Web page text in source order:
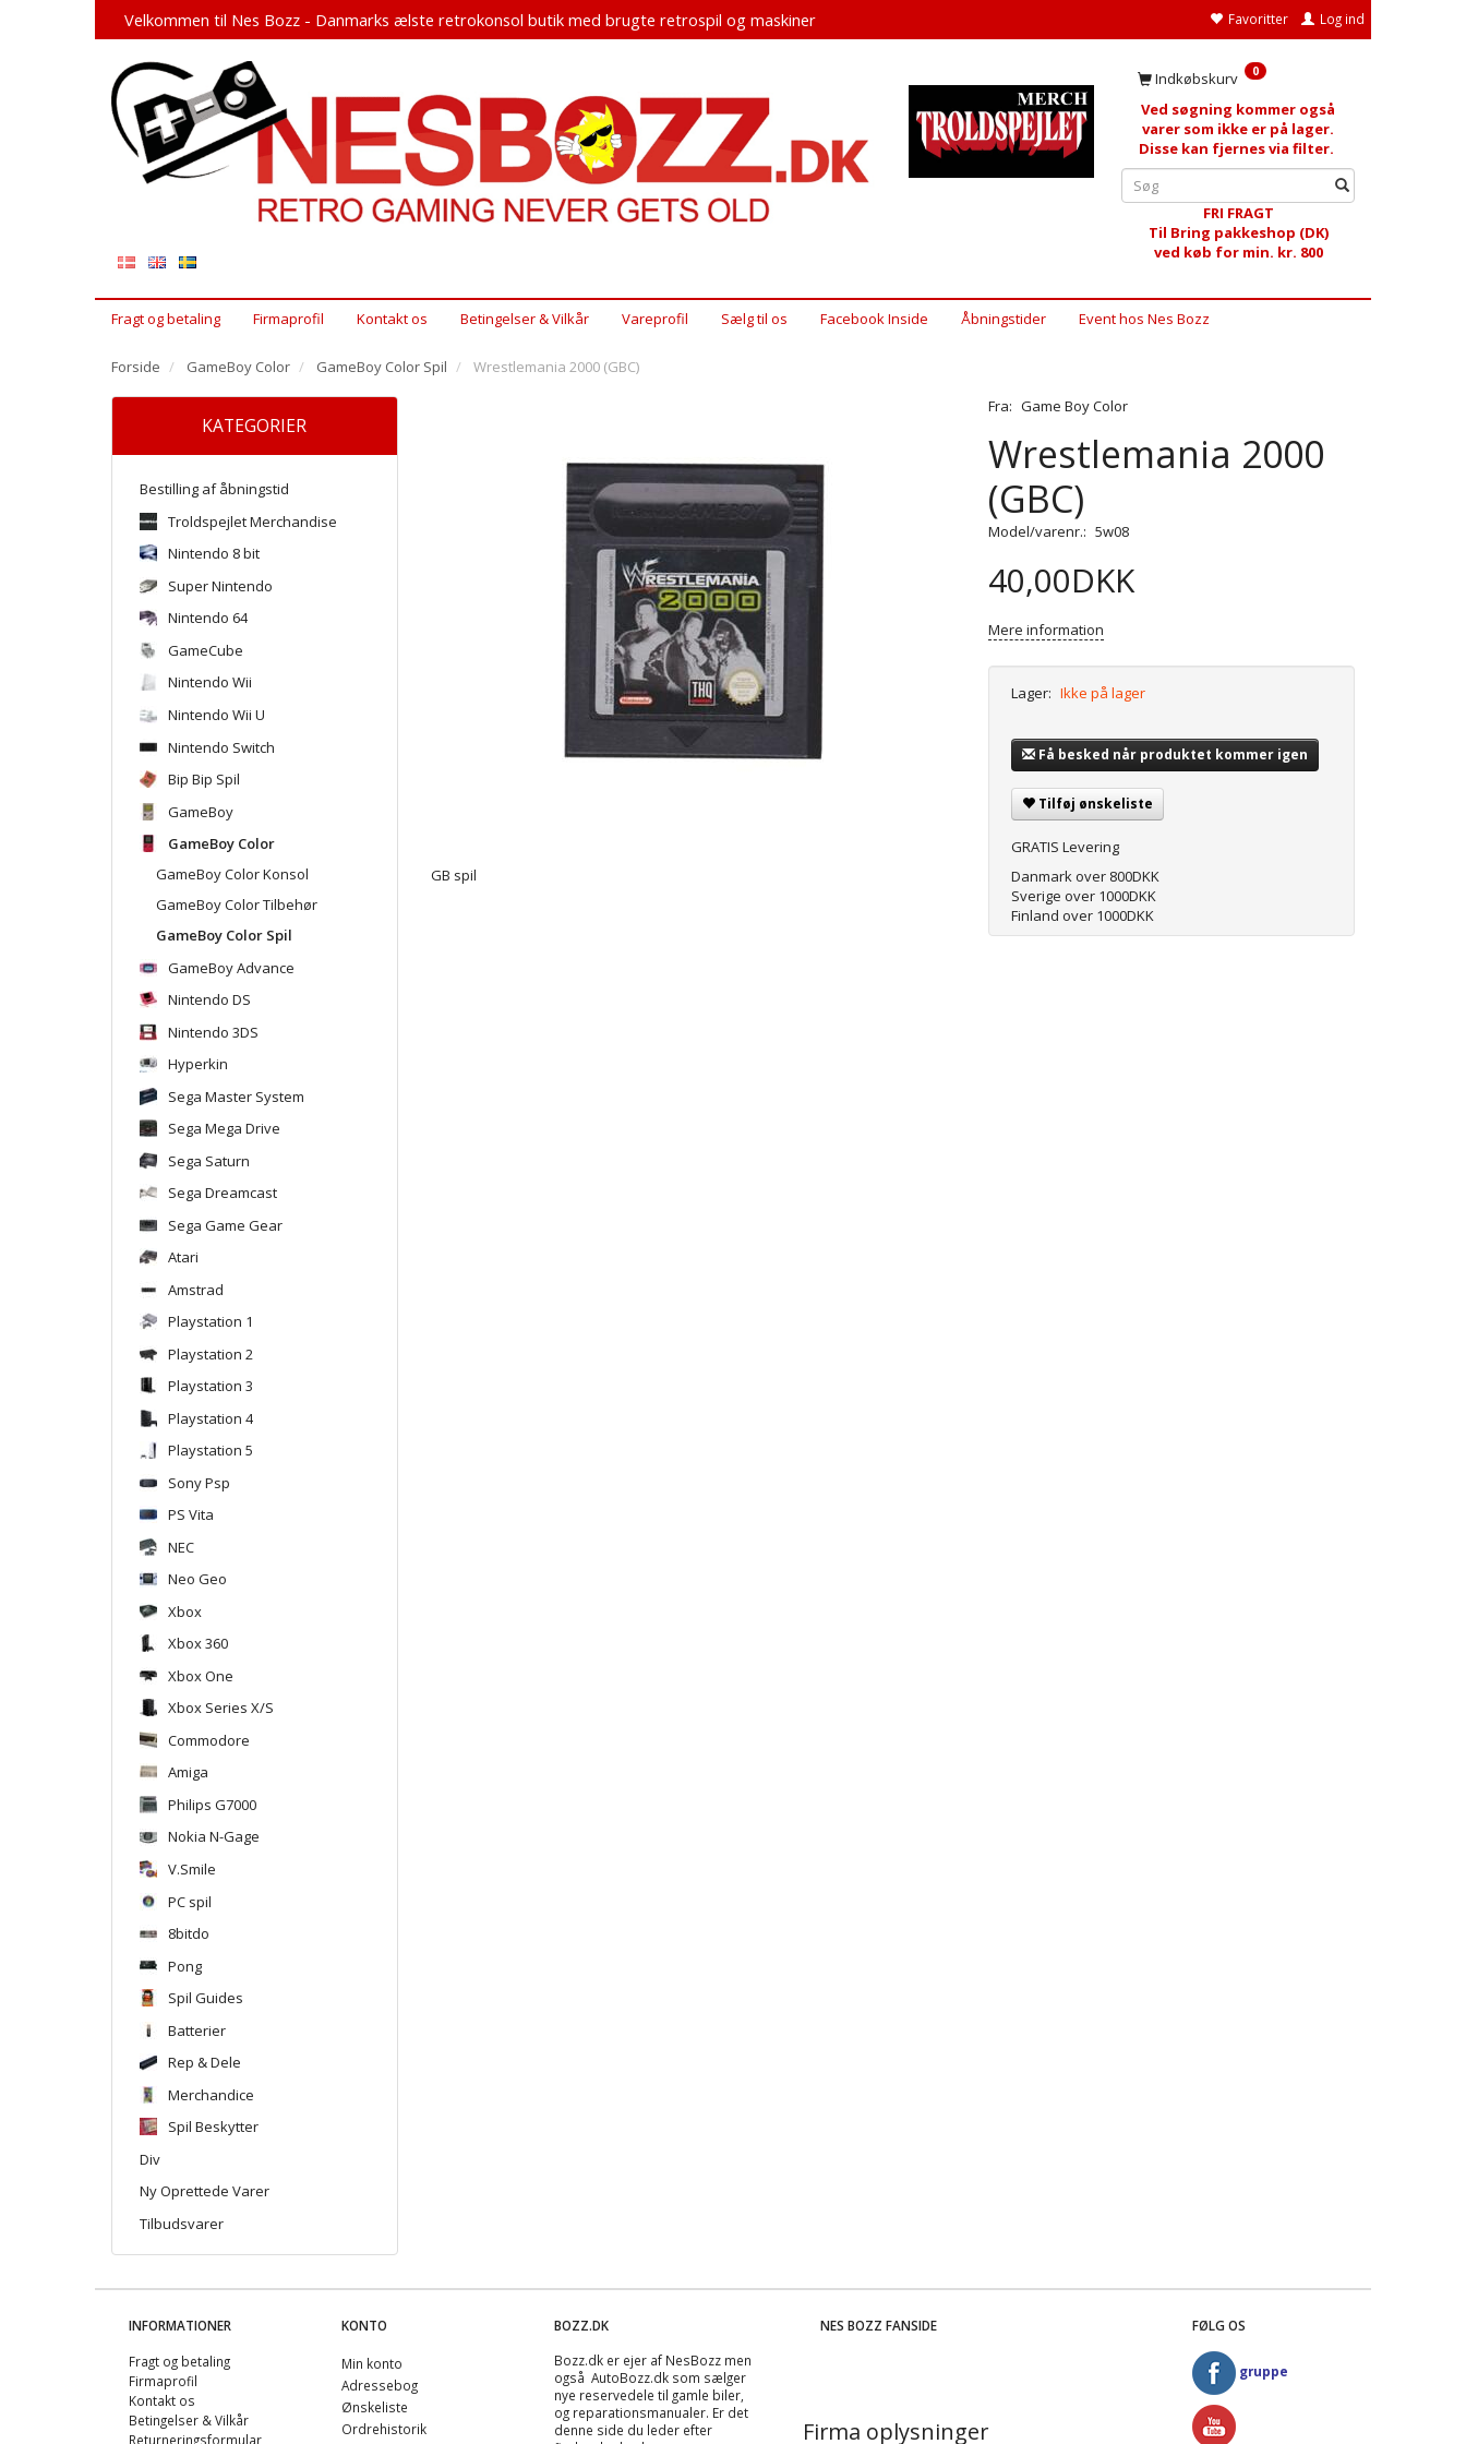
Favoritter Log ind
Velkommen til Nes Bozz - Danmarks ælste retrokonsol butik med brugte retrospil og maskiner
Indkøbskurv 0
Ved søgning kommer også
varer som ikke er på lager.
Disse kan fjernes via filter.
FRI FRAGT
Til Bring pakkeshop (DK)
ved køb for min. kr. 800
Fragt og betaling Firmaprofil Kontakt os Betingelser & Vilkår Vareprofil Sælg til os Facebook Inside Åbningstider Event hos Nes Bozz
Forside GameBoy Color GameBoy Color Spil Wrestlemania 2000 (GBC)
KATEGORIER
Bestilling af åbningstid
Troldspejlet Merchandise
Nintendo 8 bit
Super Nintendo
Nintendo 64
GameCube
Nintendo Wii
Nintendo Wii U
Nintendo Switch
Bip Bip Spil
GameBoy
GameBoy Color
GameBoy Color Konsol
GameBoy Color Tilbehør
GameBoy Color Spil
GameBoy Advance
Nintendo DS
Nintendo 3DS
Hyperkin
Sega Master System
Sega Mega Drive
Sega Saturn
Sega Dreamcast
Sega Game Gear
Atari
Amstrad
Playstation 1
Playstation 2
Playstation 3
Playstation 4
Playstation 5
Sony Psp
PS Vita
NEC
Neo Geo
Xbox
Xbox 360
Xbox One
Xbox Series X/S
Commodore
Amiga
Philips G7000
Nokia N-Gage
V.Smile
PC spil
8bitdo
Pong
Spil Guides
Batterier
Rep & Dele
Merchandice
Spil Beskytter
Div
Ny Oprettede Varer
Tilbudsvarer
GB spil
Fra: Game Boy Color
Wrestlemania 2000
(GBC)
Model/varenr.: 5w08
40,00DKK
Mere information
Lager: Ikke på lager
Få besked når produktet kommer igen
Tilføj ønskeliste
GRATIS Levering
Danmark over 800DKK
Sverige over 1000DKK
Finland over 1000DKK
INFORMATIONER
Fragt og betaling
Firmaprofil
Kontakt os
Betingelser & Vilkår
Returneringsformular
KONTO
Min konto
Adressebog
Ønskeliste
Ordrehistorik
BOZZ.DK
Bozz.dk er ejer af NesBozz men
også AutoBozz.dk som sælger
nye reservedele til gamle biler,
og reparationsmanualer. Er det
denne side du leder efter
NES BOZZ FANSIDE
Firma oplysninger
FØLG OS
gruppe